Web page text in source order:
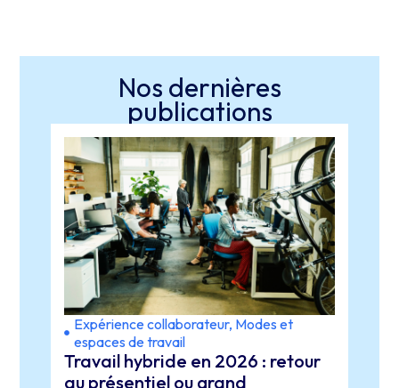
Nos dernières
publications
Expérience collaborateur, Modes et
espaces de travail
Travail hybride en 2026 : retour
au présentiel ou grand